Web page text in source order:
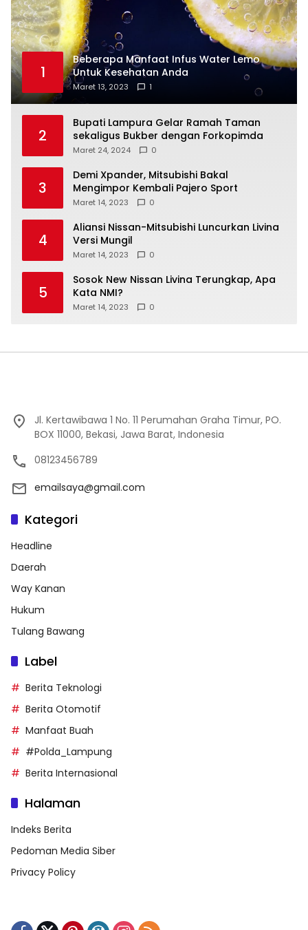
1
Beberapa Manfaat Infus Water Lemo
Untuk Kesehatan Anda
Maret 13, 2023 1
2
Bupati Lampura Gelar Ramah Taman
sekaligus Bukber dengan Forkopimda
Maret 24, 2024 0
3
Demi Xpander, Mitsubishi Bakal
Mengimpor Kembali Pajero Sport
Maret 14, 2023 0
4
Aliansi Nissan-Mitsubishi Luncurkan Livina
Versi Mungil
Maret 14, 2023 0
5
Sosok New Nissan Livina Terungkap, Apa
Kata NMI?
Maret 14, 2023 0
Jl. Kertawibawa 1 No. 11 Perumahan Graha Timur, PO.
BOX 11000, Bekasi, Jawa Barat, Indonesia
08123456789
emailsaya@gmail.com
Kategori
Headline
Daerah
Way Kanan
Hukum
Tulang Bawang
Label
Berita Teknologi
Berita Otomotif
Manfaat Buah
#Polda_Lampung
Berita Internasional
Halaman
Indeks Berita
Pedoman Media Siber
Privacy Policy